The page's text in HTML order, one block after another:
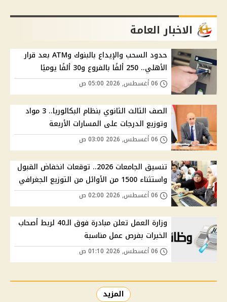
الاخبار العامة
حدود السحب والإيداع بالبنوك وATM بعد قرار
الأهلي.. 250 ألفًا بالفروع و30 ألفًا يوميًا
الصف الثالث الثانوي بنظام البكالوريا.. 3 مواد
وتوزيع الدرجات على المسارات الأربعة
تنسيق الجامعات 2026.. توقعات انخفاض القبول
واستثناء 1500 من الأوائل من التوزيع الجغرافي
وزارة العمل تعلن مبادرة فوق الـ40 لربط أصحاب
الخبرات بفرص عمل مناسبة
المزيد